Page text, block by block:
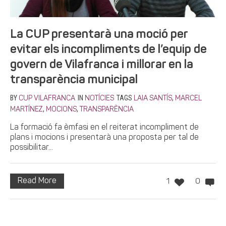
La CUP presentarà una moció per
evitar els incompliments de l’equip de
govern de Vilafranca i millorar en la
transparència municipal
BY CUP VILAFRANCA IN NOTÍCIES TAGS LAIA SANTÍS, MARCEL
MARTÍNEZ, MOCIONS, TRANSPARÈNCIA
La formació fa èmfasi en el reiterat incompliment de
plans i mocions i presentarà una proposta per tal de
possibilitar...
1 0
Read More